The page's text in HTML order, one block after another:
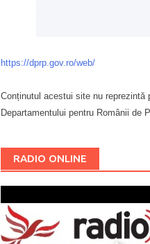
https://dprp.gov.ro/web/
Conținutul acestui site nu reprezintă
Departamentului pentru Românii de
RADIO ONLINE